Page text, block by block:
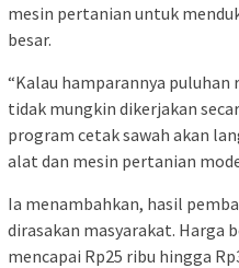
mesin pertanian untuk
besar.
“Kalau hamparannya
tidak mungkin dikerjakan
program cetak sawah akan
alat dan mesin pertanian
Ia menambahkan, hasil
dirasakan masyarakat. Harga
mencapai Rp25 ribu hingga